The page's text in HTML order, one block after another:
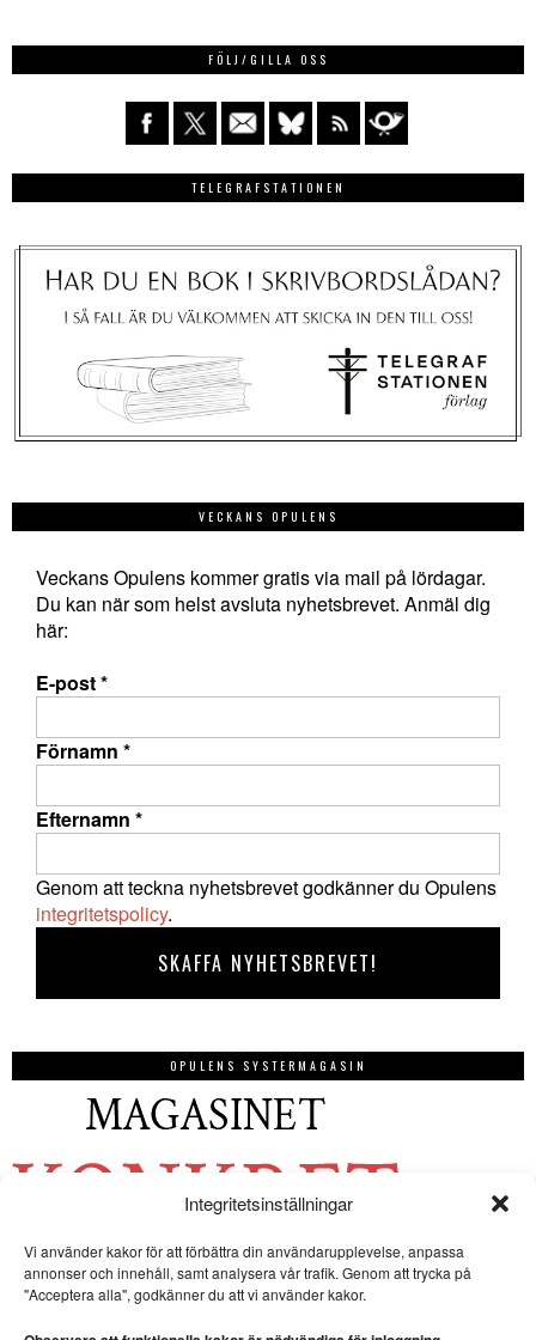
Integritetsinställningar
Vi använder kakor för att förbättra din användarupplevelse, anpassa
annonser och innehåll, samt analysera vår trafik. Genom att trycka på
"Acceptera alla", godkänner du att vi använder kakor.
FÖLJ/GILLA OSS
TELEGRAFSTATIONEN
VECKANS OPULENS
Veckans Opulens kommer gratis via mail på lördagar.
Du kan när som helst avsluta nyhetsbrevet. Anmäl dig
här:
E-post*
Förnamn *
Efternamn *
Genom att teckna nyhetsbrevet godkänner du Opulens
integritetspolicy.
OPULENS SYSTERMAGASIN